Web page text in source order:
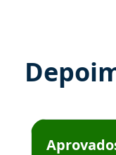
Estudante José